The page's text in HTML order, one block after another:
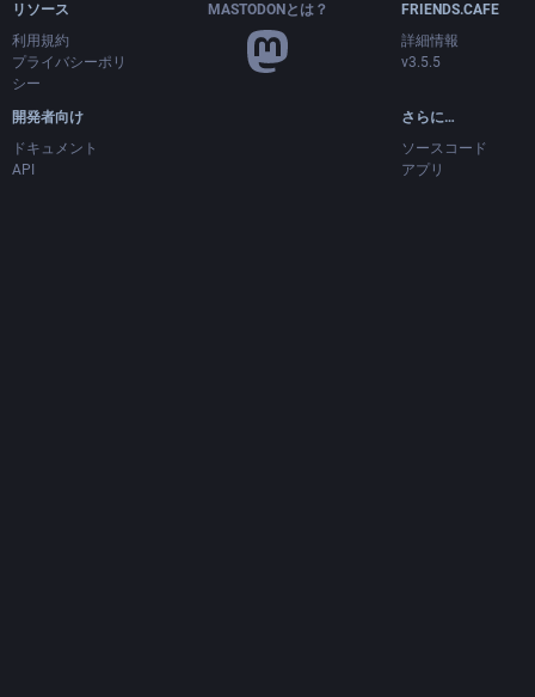
リソース
利用規約
プライバシーポリ
シー
開発者向け
ドキュメント
API
MASTODONとは？
FRIENDS.CAFE
詳細情報
v3.5.5
さらに…
ソースコード
アプリ